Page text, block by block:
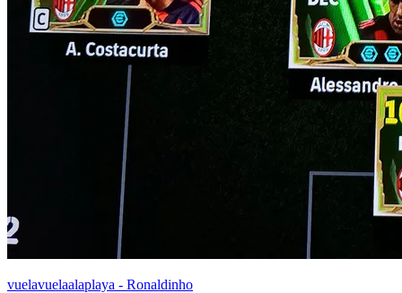
vuelavuelaalaplaya - Ronaldinho